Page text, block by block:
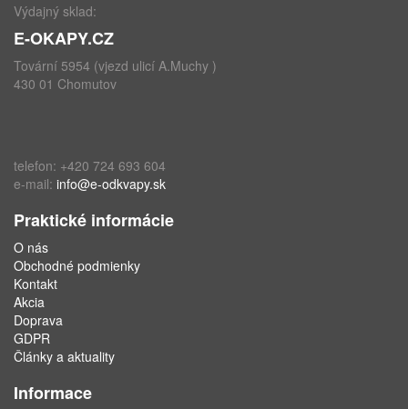
Výdajný sklad:
E-OKAPY.CZ
Tovární 5954 (vjezd ulicí A.Muchy )
430 01 Chomutov
telefon: +420 724 693 604
e-mail: info@e-odkvapy.sk
Praktické informácie
O nás
Obchodné podmienky
Kontakt
Akcia
Doprava
GDPR
Články a aktuality
Informace